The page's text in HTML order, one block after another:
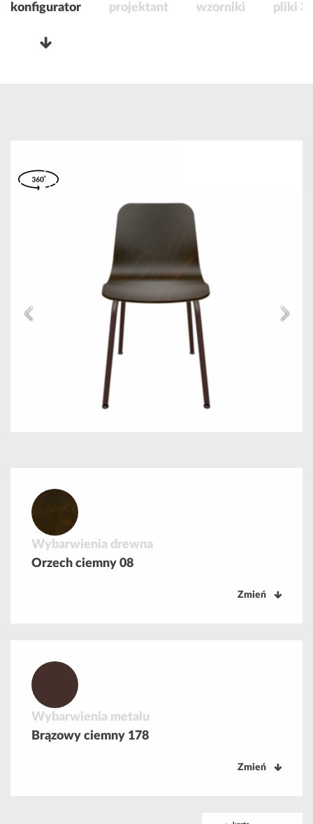
konfigurator projektant wzorniki pliki
Wybarwienia drewna
Orzech ciemny 08
Zmień
Wybarwienia metalu
Brązowy ciemny 178
Zmień